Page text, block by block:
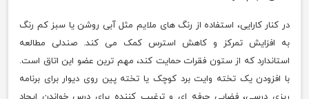
در کنار کارایی، استفاده از رنگ های ملایم مثل آبی روشن یا سبز کم رنگ
به افزایش تمرکز و کاهش استرس کمک می کند. صندلی مطالعه
استاندارد که از ستون فقرات حمایت کند، مهم ترین عضو این اتاق است.
با افزودن یک تخته وایت برد کوچک یا تخته پین روی دیوار برای برنامه